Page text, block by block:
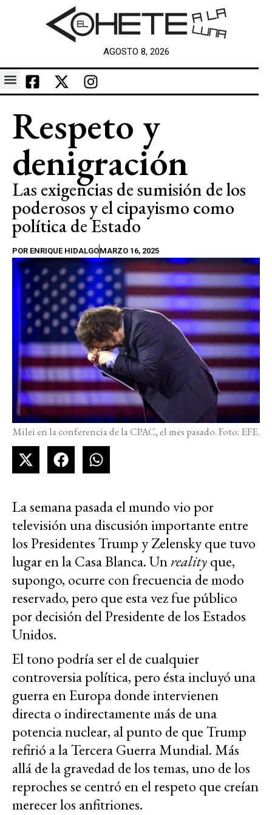
AGOSTO 8, 2026
Respeto y
denigración
Las exigencias de sumisión de los
poderosos y el cipayismo como
política de Estado
POR ENRIQUE HIDALGOMARZO 16, 2025
Milei en la conferencia de la CPAC, el mes pasado. Foto: EFE.
La semana pasada el mundo vio por
televisión una discusión importante entre
los Presidentes Trump y Zelensky que tuvo
lugar en la Casa Blanca. Unrealityque,
supongo, ocurre con frecuencia de modo
reservado, pero que esta vez fue público
por decisión del Presidente de los Estados
Unidos.
El tono podría ser el de cualquier
controversia política, pero ésta incluyó una
guerra en Europa donde intervienen
directa o indirectamente más de una
potencia nuclear, al punto de que Trump
refirió a la Tercera Guerra Mundial. Más
allá de la gravedad de los temas, uno de los
reproches se centró en el respeto que creían
merecer los anfitriones.